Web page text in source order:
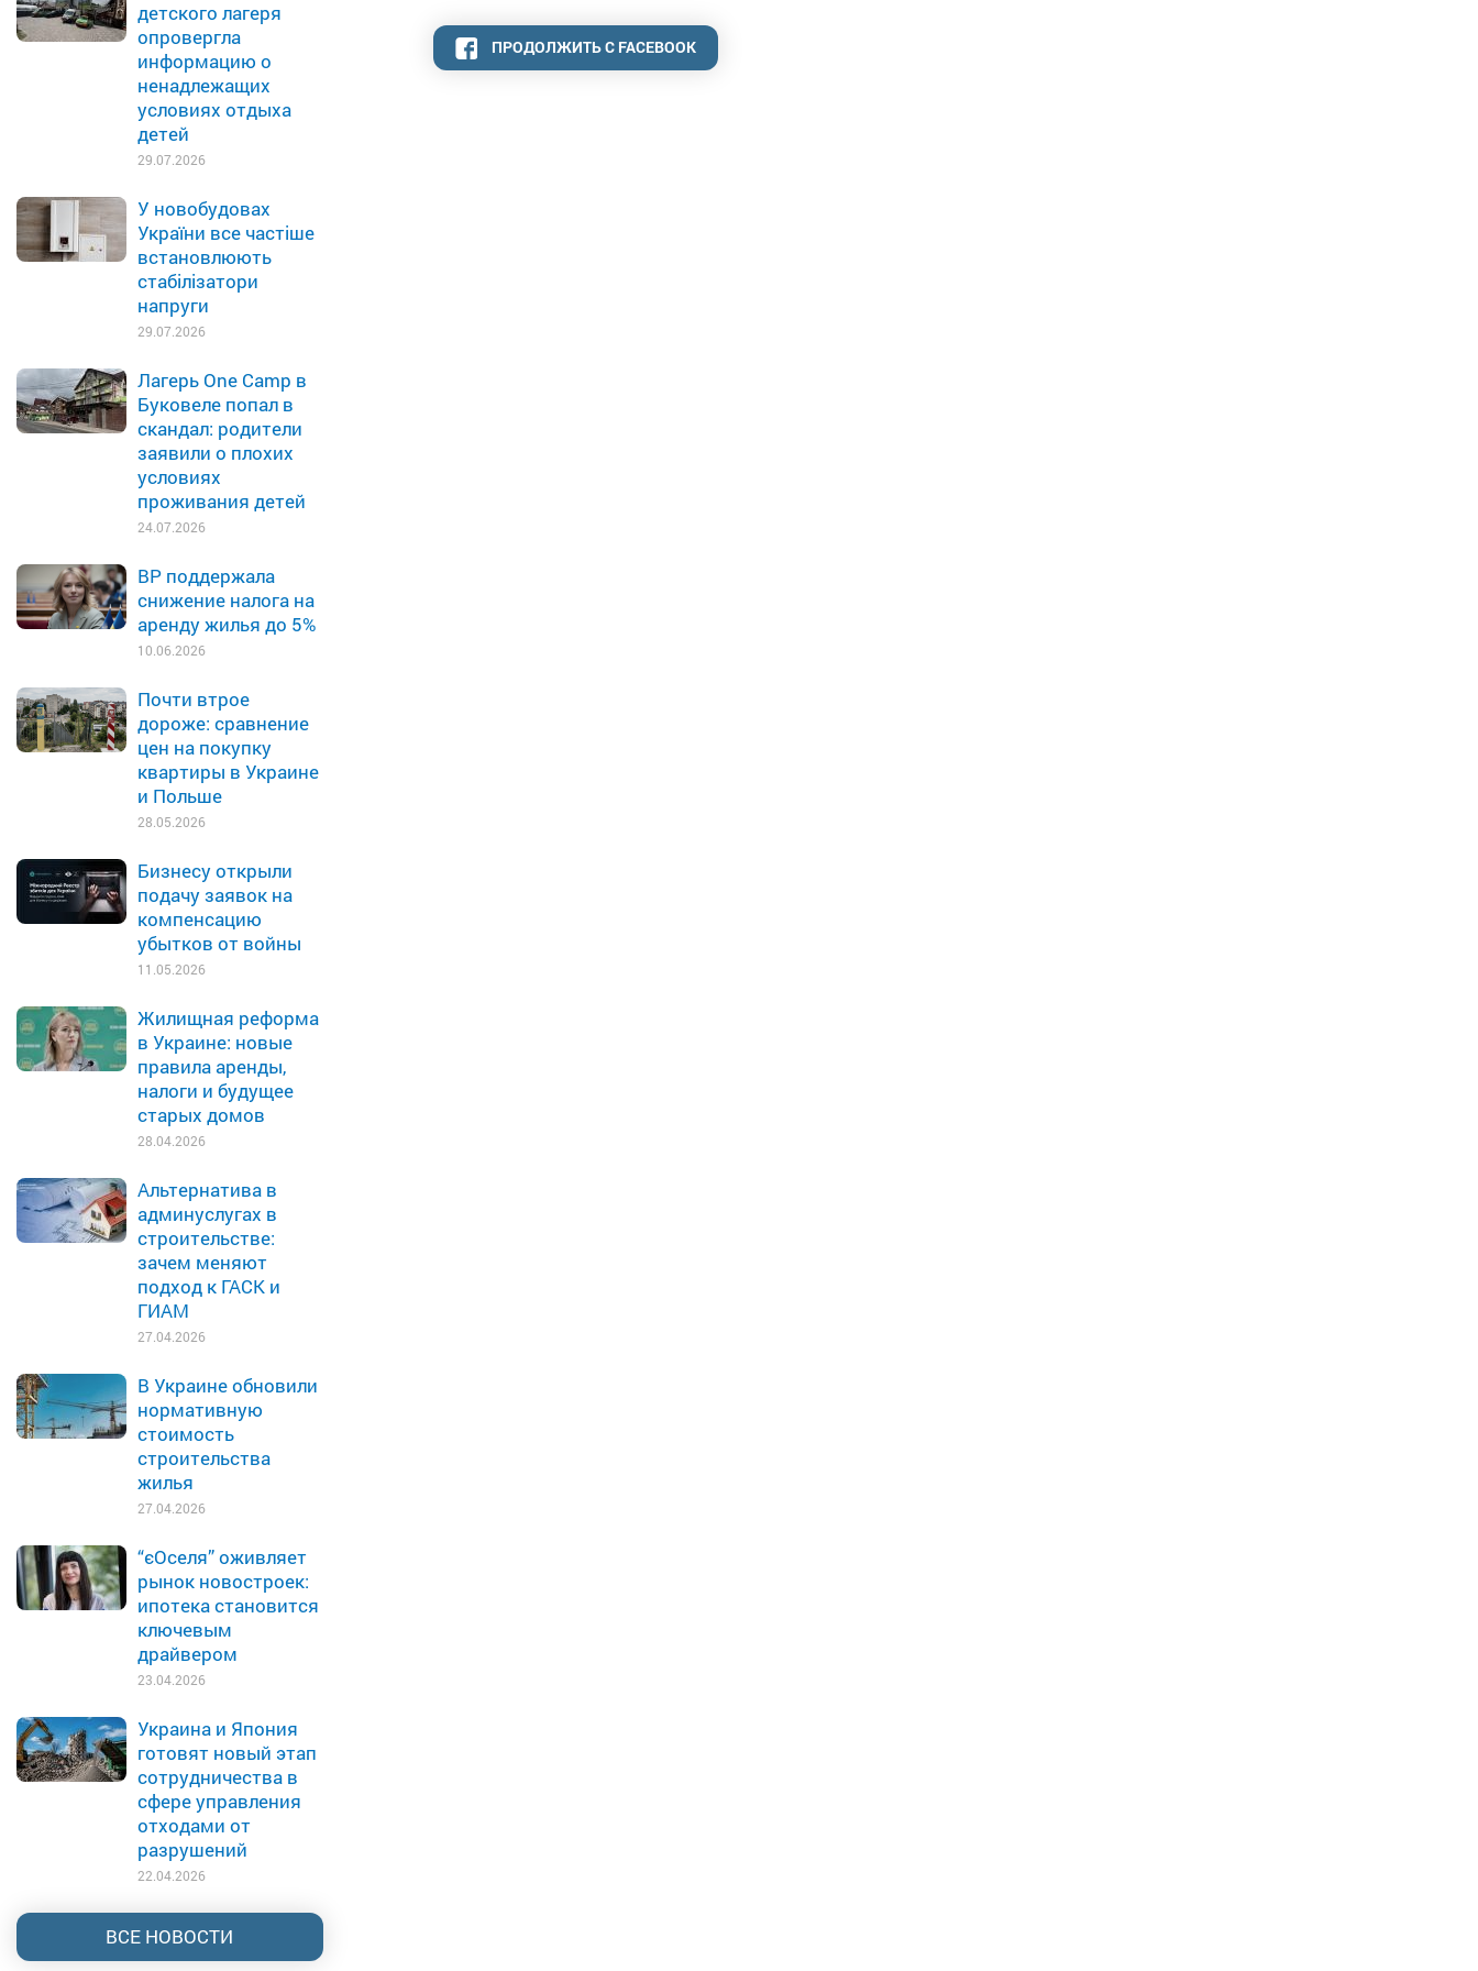
детского лагеря
опровергла
информацию о
ненадлежащих
условиях отдыха
детей
29.07.2026
У новобудовах
України все частіше
встановлюють
стабілізатори
напруги
29.07.2026
Лагерь One Camp в
Буковеле попал в
скандал: родители
заявили о плохих
условиях
проживания детей
24.07.2026
ВР поддержала
снижение налога на
аренду жилья до 5%
10.06.2026
Почти втрое
дороже: сравнение
цен на покупку
квартиры в Украине
и Польше
28.05.2026
Бизнесу открыли
подачу заявок на
компенсацию
убытков от войны
11.05.2026
Жилищная реформа
в Украине: новые
правила аренды,
налоги и будущее
старых домов
28.04.2026
Альтернатива в
админуслугах в
строительстве:
зачем меняют
подход к ГАСК и
ГИАМ
27.04.2026
В Украине обновили
нормативную
стоимость
строительства
жилья
27.04.2026
“єОселя” оживляет
рынок новостроек:
ипотека становится
ключевым
драйвером
23.04.2026
Украина и Япония
готовят новый этап
сотрудничества в
сфере управления
отходами от
разрушений
22.04.2026
ВСЕ НОВОСТИ
ПРОДОЛЖИТЬ С FACEBOOK